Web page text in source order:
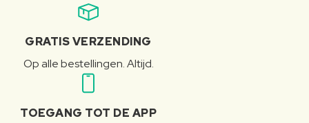
GRATIS VERZENDING
Op alle bestellingen. Altijd.
TOEGANG TOT DE APP